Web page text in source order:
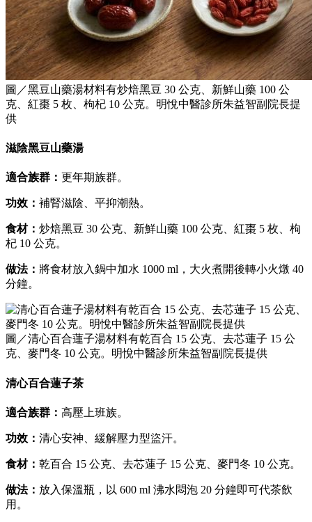
圖／黑豆山藥湯材料有炒焙黑豆 30 公克、新鮮山藥 100 公
克、紅棗 5 枚、枸杞 10 公克。明悅中醫診所朱益智副院長提
供
滋陰黑豆山藥湯
適合族群： 更年期族群。
功效： 補腎滋陰、平抑潮熱。
食材： 炒焙黑豆 30 公克、新鮮山藥 100 公克、紅棗 5 枚、枸
杞 10 公克。
做法： 將食材放入鍋中加水 1000 ml，大火煮開後轉小火燉 40
分鐘。
圖／清心百合蓮子湯材料有乾百合 15 公克、去芯蓮子 15 公
克、麥門冬 10 公克。明悅中醫診所朱益智副院長提供
清心百合蓮子茶
適合族群： 高壓上班族。
功效： 清心安神、緩解壓力型盜汗。
食材： 乾百合 15 公克、去芯蓮子 15 公克、麥門冬 10 公克。
做法： 放入保溫瓶，以 600 ml 沸水悶泡 20 分鐘即可代茶飲
用。